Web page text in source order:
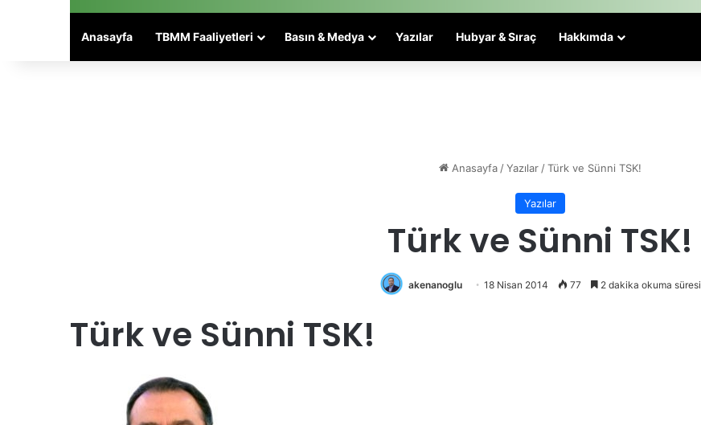
Anasayfa TBMM Faaliyetleri Basın & Medya Yazılar Hubyar & Sıraç Hakkımda
Anasayfa /Yazılar /Türk ve Sünni TSK!
Yazılar
Türk ve Sünni TSK!
akenanoglu 18 Nisan 2014 77 2 dakika okuma süresi
Türk ve Sünni TSK!